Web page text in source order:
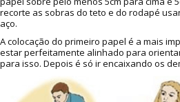
recorte as sobras do teto e do rodapé
aço.
A colocação do primeiro papel é a mais
estar perfeitamente alinhado para
para isso. Depois é só ir encaixando os